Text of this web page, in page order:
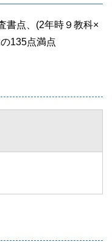
書点、(2年時９教科×
135点満点